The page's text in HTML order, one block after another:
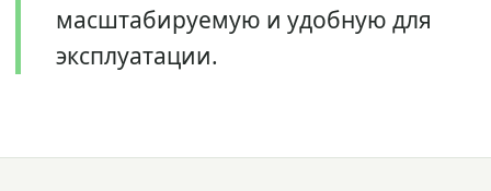
масштабируемую и удобную для
эксплуатации.